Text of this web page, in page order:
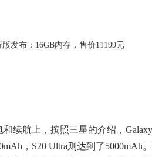
续航上，按照三星的介绍，
，S20 Ultra则达到了5000mAh